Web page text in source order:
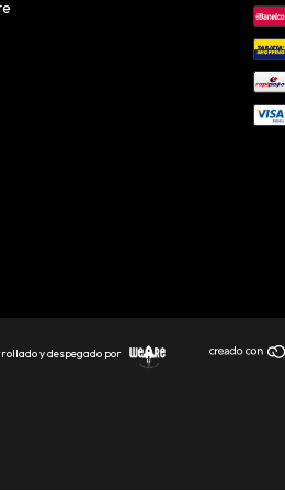
y despegado por